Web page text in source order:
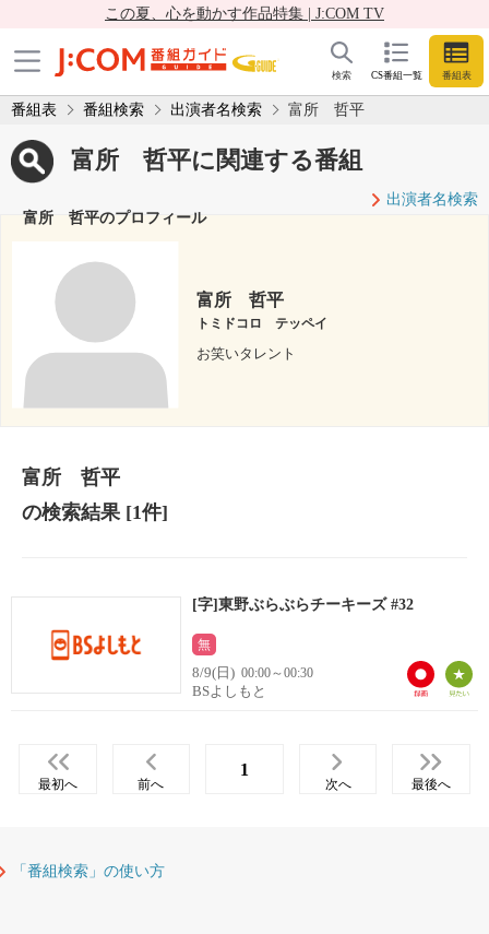
この夏、心を動かす作品特集 | J:COM TV
CS番組一覧 番組表
検索
番組表 番組検索 出演者名検索 富所 哲平
富所 哲平に関連する番組
出演者名検索
富所 哲平のプロフィール
富所 哲平
トミドコロ テッペイ
お笑いタレント
富所 哲平
の検索結果[1件]
[字]東野ぶらぶらチーキーズ #32
無
8/9(日) 00:00～00:30
BSよしもと
最初へ 前へ
1
次へ 最後へ
「番組検索」の使い方